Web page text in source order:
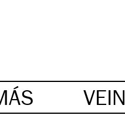
VEIN